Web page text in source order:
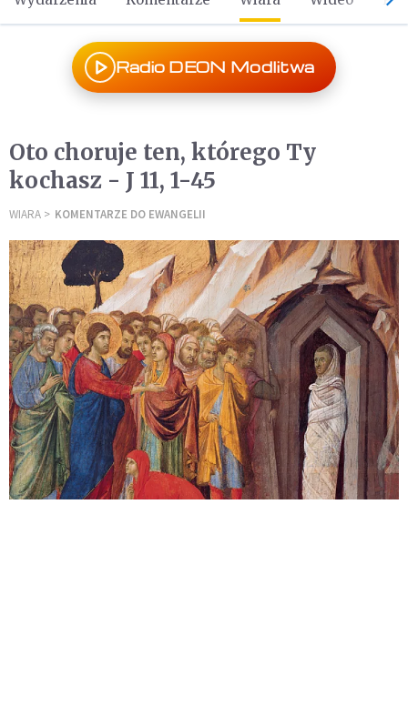
Radio DEON Modlitwa
Oto choruje ten, którego Ty
kochasz - J 11, 1-45
WIARA KOMENTARZE DO EWANGELII